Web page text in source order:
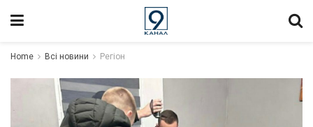
Home Всі новини Регіон